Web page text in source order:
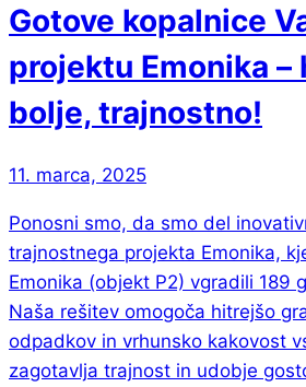
Gotove kopalnice
projektu Emonika –
bolje, trajnostno!
11. marca, 2025
Ponosni smo, da smo del
trajnostnega projekta Emonika,
Emonika (objekt P2) vgradili 189
Naša rešitev omogoča hitrejšo
odpadkov in vrhunsko kakovost
zagotavlja trajnost in udobje